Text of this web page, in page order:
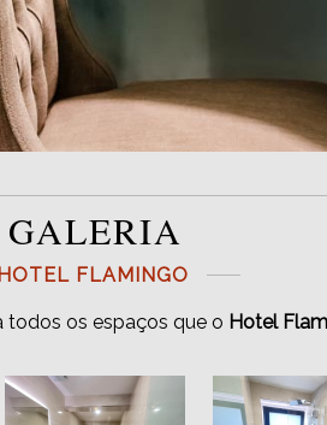
GALERIA
HOTEL FLAMINGO
todos os espaços que o Hotel